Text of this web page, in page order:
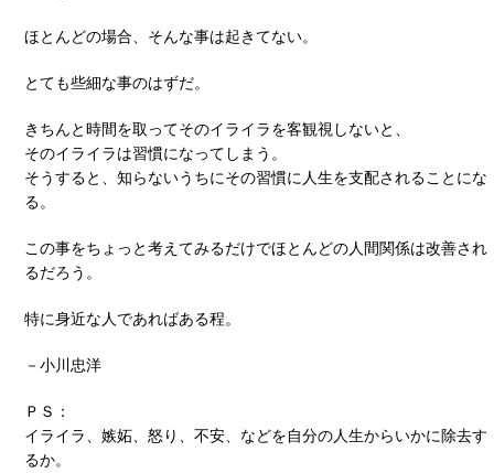
ほとんどの場合、そんな事は起きてない。
とても些細な事のはずだ。
きちんと時間を取ってそのイライラを客観視しないと、
そのイライラは習慣になってしまう。
そうすると、知らないうちにその習慣に人生を支配されることにな
る。
この事をちょっと考えてみるだけでほとんどの人間関係は改善され
るだろう。
特に身近な人であればある程。
－小川忠洋
ＰＳ：
イライラ、嫉妬、怒り、不安、などを自分の人生からいかに除去す
るか。